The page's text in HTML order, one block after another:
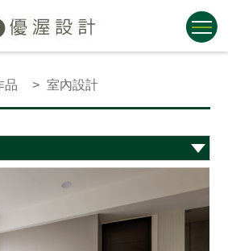
品 室內設計